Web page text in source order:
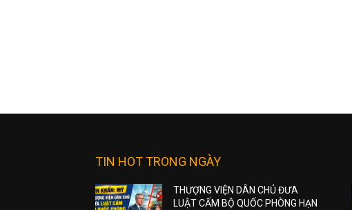
TIN HOT TRONG NGÀY
THƯỢNG VIỆN DÂN CHỦ ĐƯA
LUẬT CẤM BỘ QUỐC PHÒNG HẠN